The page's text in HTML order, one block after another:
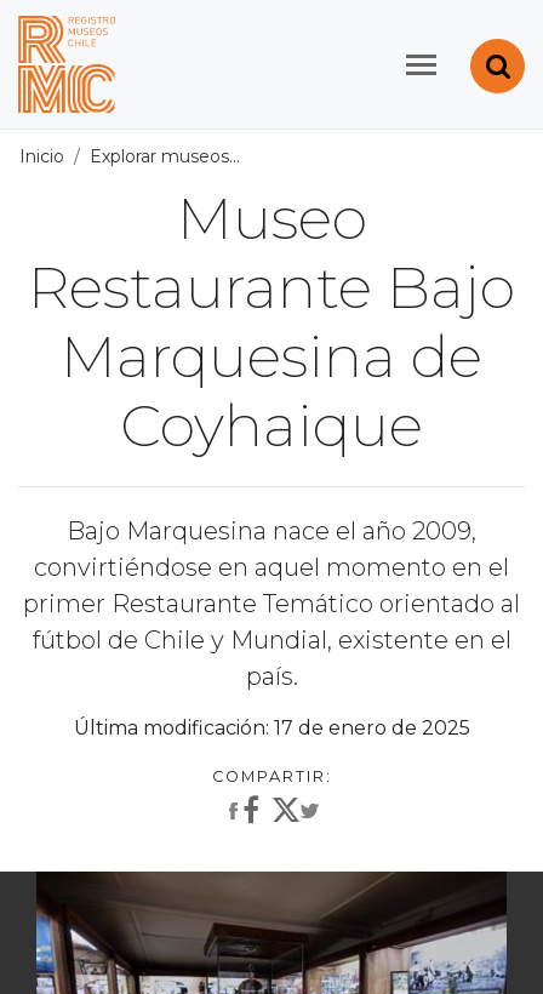
Contenido principal
Registro de Museos
Inicio Explorar museos
Museo
Restaurante Bajo
Marquesina de
Coyhaique
Bajo Marquesina nace el año 2009,
convirtiéndose en aquel momento en el
primer Restaurante Temático orientado al
fútbol de Chile y Mundial, existente en el
país.
Última modificación: 17 de enero de 2025